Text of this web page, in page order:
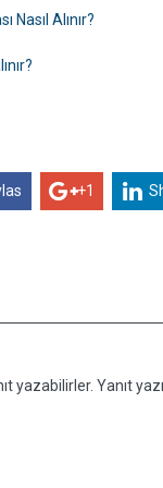
Nasıl Alınır?
+1
yazabilirler. Yanıt